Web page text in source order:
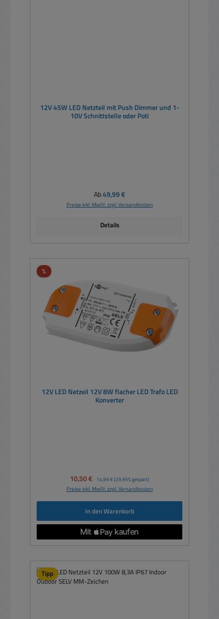
12V 45W LED Netzteil mit Push Dimmer und 1-
10V Schnittstelle oder Poti
Regulärer Preis:
Ab49,99 €
Preise inkl. MwSt. zzgl. Versandkosten
Details
%Rabatt
12V LED Netzeil 12V 8W flacher LED Trafo LED
Konverter
Verkaufspreis:
10,50 € Regulärer Preis:
14,99 € (29.95% gespart)
Preise inkl. MwSt. zzgl. Versandkosten
In den Warenkorb
Tipp